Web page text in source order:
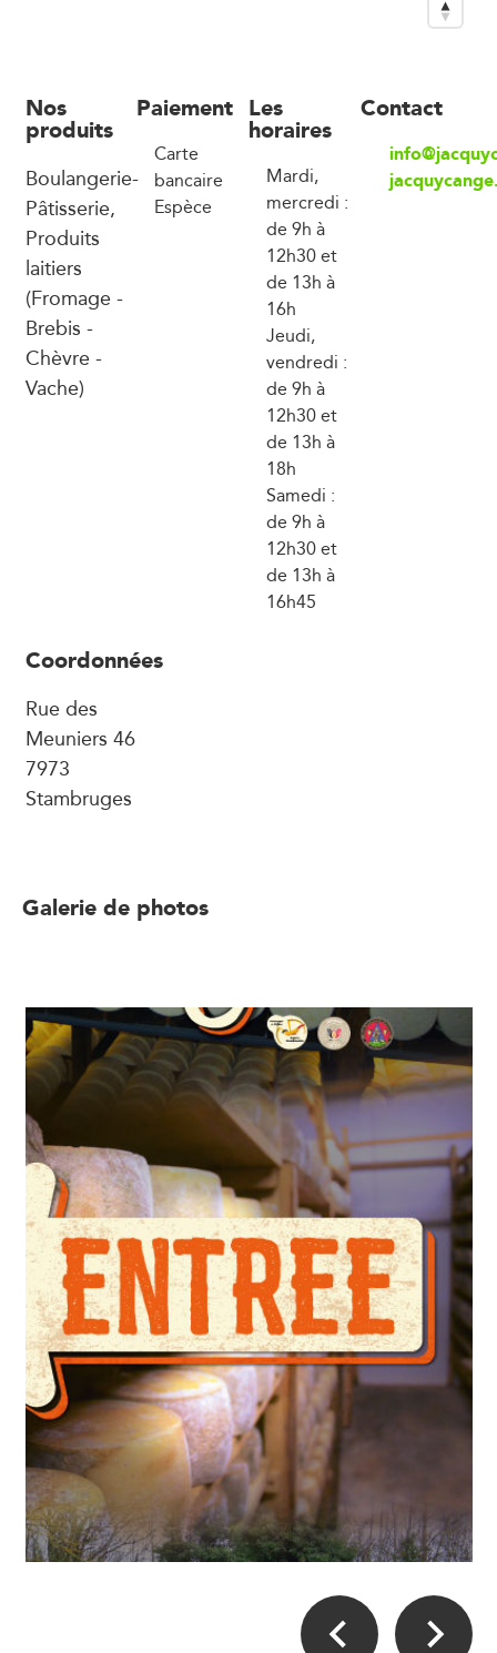
Nos
produits
Boulangerie-
Pâtisserie,
Produits
laitiers
(Fromage -
Brebis -
Chèvre -
Vache)
Paiement
Carte
bancaire
Espèce
Les
horaires
Mardi,
mercredi :
de 9h à
12h30 et
de 13h à
16h
Jeudi,
vendredi :
de 9h à
12h30 et
de 13h à
18h
Samedi :
de 9h à
12h30 et
de 13h à
16h45
Contact
Coordonnées
Rue des
Meuniers 46
7973
Stambruges
Galerie de photos